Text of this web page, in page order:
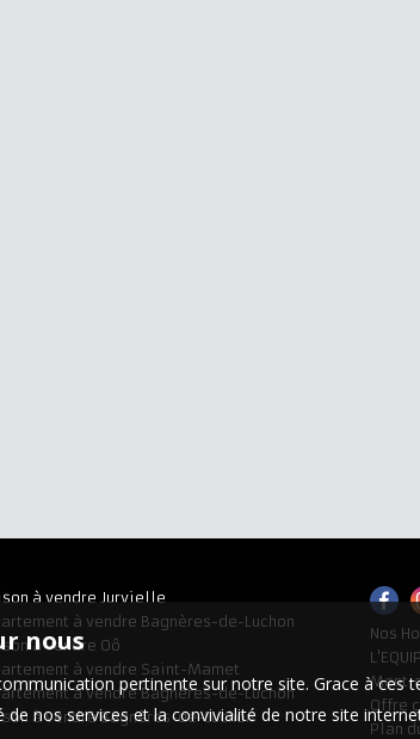
à vendre Jurvielle
à vendre Bagnères-de-Luchon
à vendre Oô
à vendre Saint-Mamet
à vendre Bagnères-de-Luchon
à vendre Bagnères-de-Luchon
Nos
Offre
Plan
nous
pertinente sur notre site. Grace à
nos services et la convivialité de notre site